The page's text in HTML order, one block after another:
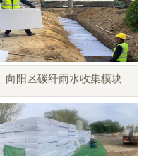
向阳区碳纤雨水收集模块